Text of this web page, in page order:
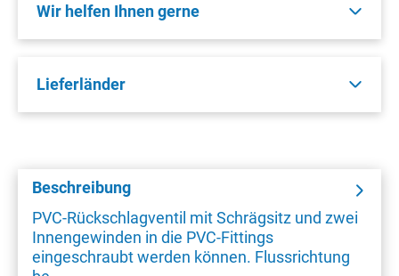
Wir helfen Ihnen gerne
Lieferländer
Beschreibung
PVC-Rückschlagventil mit Schrägsitz und zwei
Innengewinden in die PVC-Fittings
eingeschraubt werden können. Flussrichtung